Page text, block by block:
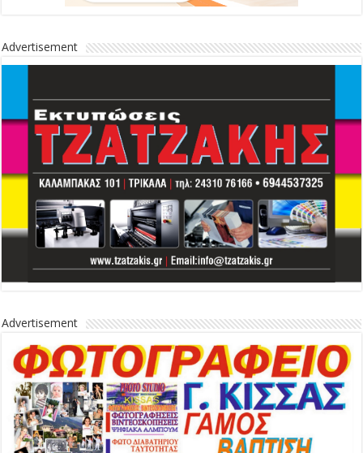
Advertisement
Advertisement